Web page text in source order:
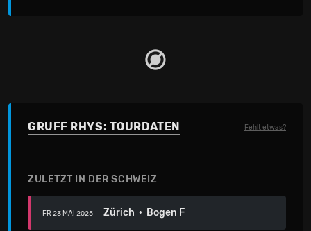
GRUFF RHYS: TOURDATEN Fehlt etwas?
ZULETZT IN DER SCHWEIZ
FR 23 MAI 2025 Zürich · Bogen F